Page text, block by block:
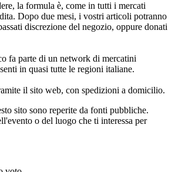
la formula è, come in tutti i mercati
Dopo due mesi, i vostri articoli potranno
discrezione del negozio, oppure donati
fa parte di un network di mercatini
in quasi tutte le regioni italiane.
il sito web, con spedizioni a domicilio.
sito sono reperite da fonti pubbliche.
o del luogo che ti interessa per